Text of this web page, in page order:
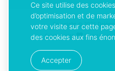
Copyright © 2026
Created with
byArtionet-
Ce site utilise des
d’optimisation et de
votre visite sur cette
des cookies aux fins
Accepter